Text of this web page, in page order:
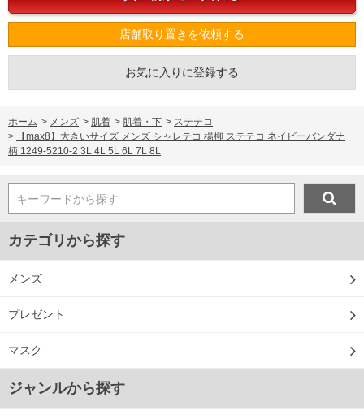
店舗取り置きを依頼する
お気に入りに登録する
ホーム > メンズ > 肌着 > 肌着・下 > ステテコ
>
【max8】大きいサイズ メンズ シャレテコ 楊柳 ステテコ ネイビーバンダナ
柄 1249-5210-2 3L 4L 5L 6L 7L 8L
キーワードから探す
カテゴリから探す
メンズ
プレゼント
マスク
ジャンルから探す